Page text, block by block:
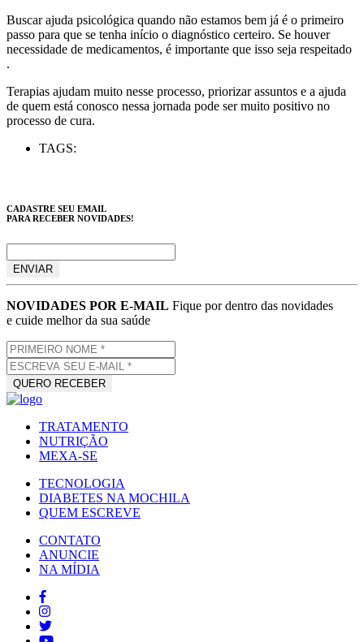
Buscar ajuda psicológica quando não estamos bem já é o primeiro
passo para que se tenha início o diagnóstico certeiro. Se houver
necessidade de medicamentos, é importante que isso seja respeitado
.
Terapias ajudam muito nesse processo, priorizar assuntos e a ajuda
de quem está conosco nessa jornada pode ser muito positivo no
processo de cura.
TAGS:
CADASTRE SEU EMAIL
PARA RECEBER NOVIDADES!
NOVIDADES POR E-MAIL Fique por dentro das novidades
e cuide melhor da sua saúde
TRATAMENTO
NUTRIÇÃO
MEXA-SE
TECNOLOGIA
DIABETES NA MOCHILA
QUEM ESCREVE
CONTATO
ANUNCIE
NA MÍDIA